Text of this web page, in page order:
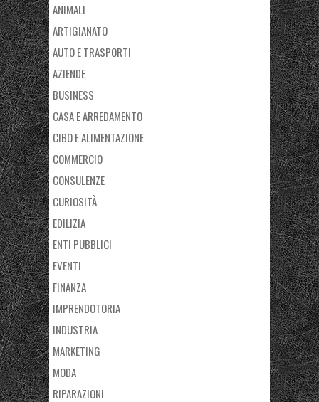
ANIMALI
ARTIGIANATO
AUTO E TRASPORTI
AZIENDE
BUSINESS
CASA E ARREDAMENTO
CIBO E ALIMENTAZIONE
COMMERCIO
CONSULENZE
CURIOSITÀ
EDILIZIA
ENTI PUBBLICI
EVENTI
FINANZA
IMPRENDOTORIA
INDUSTRIA
MARKETING
MODA
RIPARAZIONI